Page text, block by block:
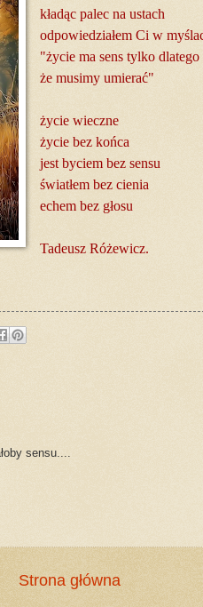
kładąc palec na ustach
odpowiedziałem Ci w
"życie ma sens tylko dlatego
że musimy umierać"
życie wieczne
życie bez końca
jest byciem bez sensu
światłem bez cienia
echem bez głosu
Tadeusz Różewicz.
sensu....
Strona główna